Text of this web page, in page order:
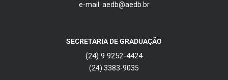
e-mail: aedb@aedb.br
SECRETARIA DE GRADUAÇÃO
(24) 9 9252-4424
(24) 3383-9035